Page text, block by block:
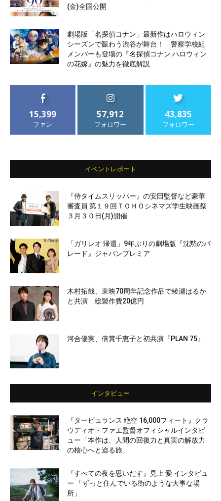
(金)全国公開
劇場版「名探偵コナン」最新作はハロウィン
シーズンで賑わう渋谷が舞台！ 警察学校組
メンバーも登場の『名探偵コナン ハロウィン
の花嫁』の魅力を徹底解説
15,399
ファン
57,912
フォロワー
43,835
フォロワー
イベントレポート
『侍タイムスリッパー』の安田監督など豪華
審査員 第１９回ＴＯＨＯシネマズ学生映画祭
３月３０日(月)開催
「ガリレオ 帰還」9年ぶりの劇場版『沈黙のパ
レード』ジャパンプレミア
木村拓哉、東映70周年記念作品で綾瀬はるか
と共演 総製作費20億円
河合優実、倍賞千恵子と初共演『PLAN 75』
インタビュー
『タービュランス 絶空 16,000フィート』クラ
ウディオ・ファエ監督オフィシャルインタビ
ュー「本作は、人間の回復力と真実の解放力
の核心へと迫る旅」
『すべての夜を思いだす』見上 愛 インタビュ
ー 「ずっと住んでいる街のような大事な場
所」